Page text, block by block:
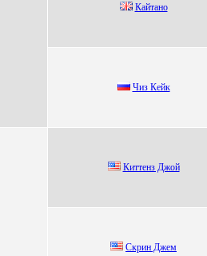
Кайтано
Чиз Кeйк
Киттeнз Джой
Скpин Джем